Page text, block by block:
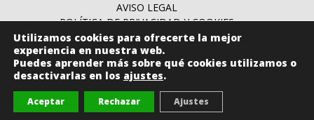
AVISO LEGAL
POLÍTICA DE PRIVACIDAD Y COOKIES
TÉRMINOS Y CONDICIONES
Utilizamos cookies para ofrecerte la mejor
experiencia en nuestra web.
Puedes aprender más sobre qué cookies utilizamos o
desactivarlas en los ajustes.
Aceptar Rechazar Ajustes